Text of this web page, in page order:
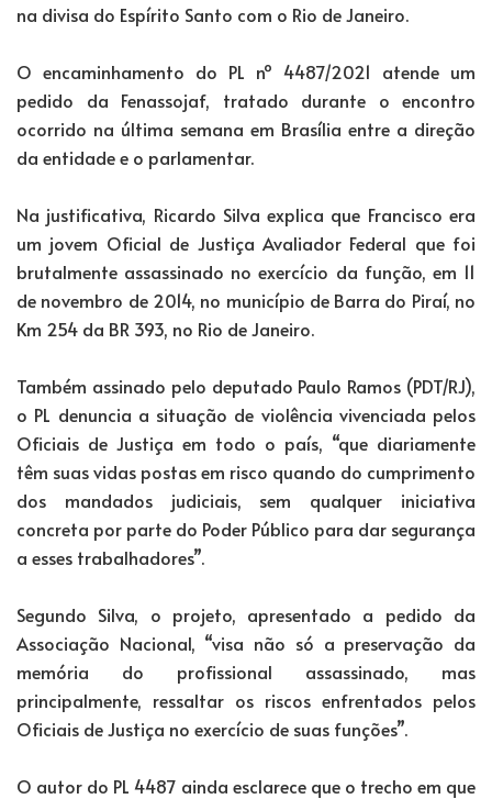
na divisa do Espírito Santo com o Rio de Janeiro.
O encaminhamento do PL nº 4487/2021 atende um
pedido da Fenassojaf, tratado durante o encontro
ocorrido na última semana em Brasília entre a direção
da entidade e o parlamentar.
Na justificativa, Ricardo Silva explica que Francisco era
um jovem Oficial de Justiça Avaliador Federal que foi
brutalmente assassinado no exercício da função, em 11
de novembro de 2014, no município de Barra do Piraí, no
Km 254 da BR 393, no Rio de Janeiro.
Também assinado pelo deputado Paulo Ramos (PDT/RJ),
o PL denuncia a situação de violência vivenciada pelos
Oficiais de Justiça em todo o país, “que diariamente
têm suas vidas postas em risco quando do cumprimento
dos mandados judiciais, sem qualquer iniciativa
concreta por parte do Poder Público para dar segurança
a esses trabalhadores”.
Segundo Silva, o projeto, apresentado a pedido da
Associação Nacional, “visa não só a preservação da
memória do profissional assassinado, mas
principalmente, ressaltar os riscos enfrentados pelos
Oficiais de Justiça no exercício de suas funções”.
O autor do PL 4487 ainda esclarece que o trecho em que